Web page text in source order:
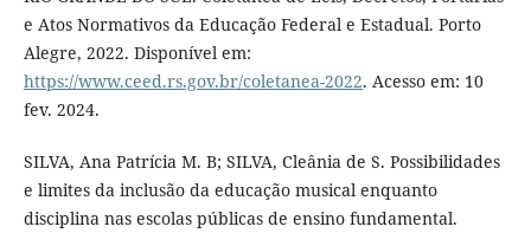
e Atos Normativos da Educação Federal e Estadual. Porto
Alegre, 2022. Disponível em:
https://www.ceed.rs.gov.br/coletanea-2022. Acesso em: 10
fev. 2024.
SILVA, Ana Patrícia M. B; SILVA, Cleânia de S. Possibilidades
e limites da inclusão da educação musical enquanto
disciplina nas escolas públicas de ensino fundamental.